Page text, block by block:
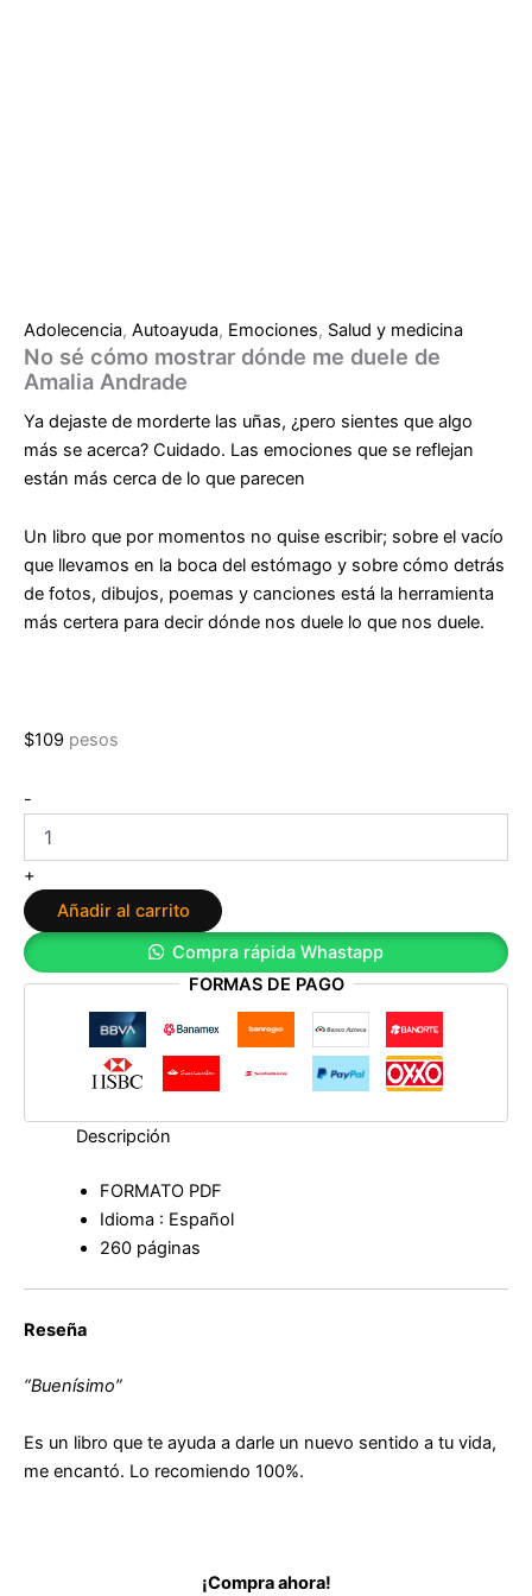
Adolecencia, Autoayuda, Emociones, Salud y medicina
No sé cómo mostrar dónde me duele de
Amalia Andrade
Ya dejaste de morderte las uñas, ¿pero sientes que algo
más se acerca? Cuidado. Las emociones que se reflejan
están más cerca de lo que parecen
Un libro que por momentos no quise escribir; sobre el vacío
que llevamos en la boca del estómago y sobre cómo detrás
de fotos, dibujos, poemas y canciones está la herramienta
más certera para decir dónde nos duele lo que nos duele.
$109 pesos
-
sé
cómo
mostrar
dónde
duele
Amalia
Andrade
+
Añadir al carrito
Compra rápida Whastapp
FORMAS DE PAGO
Descripción
FORMATO PDF
Idioma : Español
260 páginas
Reseña
“Buenísimo”
Es un libro que te ayuda a darle un nuevo sentido a tu vida,
me encantó. Lo recomiendo 100%.
¡Compra ahora!